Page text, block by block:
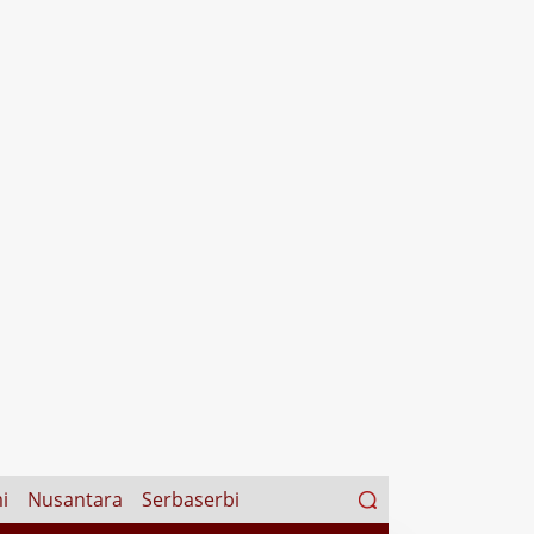
Nusantara Serbaserbi
Search
for: